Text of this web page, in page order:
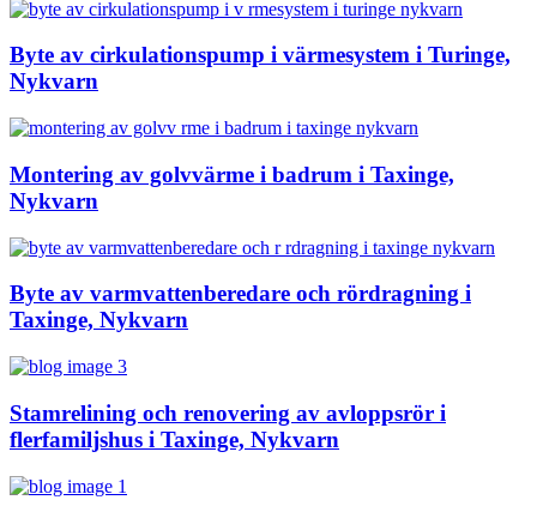
Byte av cirkulationspump i värmesystem i Turinge,
Nykvarn
Montering av golvvärme i badrum i Taxinge,
Nykvarn
Byte av varmvattenberedare och rördragning i
Taxinge, Nykvarn
Stamrelining och renovering av avloppsrör i
flerfamiljshus i Taxinge, Nykvarn